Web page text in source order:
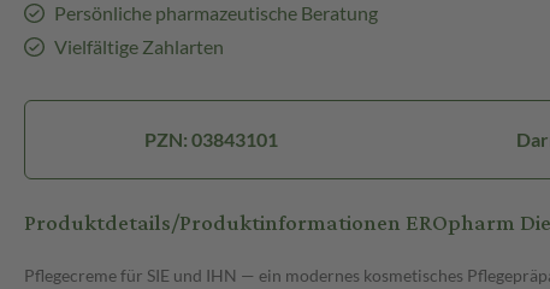
Persönliche pharmazeutische Beratung
Vielfältige Zahlarten
PZN: 03843101
Produktdetails/Produktinformationen EROpharm
Pflegecreme für SIE und IHN — ein modernes kosmetisches